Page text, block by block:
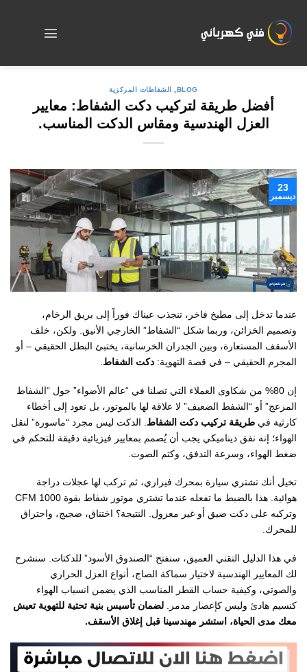
content
BLOG الشفاطات المركزية
أفضل طريقة لتركيب دكت الشفاط: معايير
العزل الهندسية ومقاس الدكت المناسب.
23
ديسمبر
عندما تدخل إلى مطبخ فاخر، تنجذب عيناك فوراً إلى بريق الرخام،
وتصميم الخزائن، وربما شكل “الشفاط” الخارجي الأنيق. ولكن، خلف
الأسقف المستعارة، وبين الجدران الخرسانية، يختبئ البطل الحقيقي – أو
المجرم الحقيقي – في قصة التهوية: دكت الشفاط
إن 80% من شكاوى العملاء التي تصلنا في “عالم الأضواء” حول “الشفاط
المزعج” أو “الشفط الضعيف” لا علاقة لها بالموتور، بل تعود إلى أخطاء
كارثية في طريقة تركيب دكت الشفاط . الدكت ليس مجرد “ماسورة” لنقل
الهواء؛ إنه نفق ديناميكي يجب أن يُصمم بمعايير فيزيائية دقيقة للتحكم في
ضغط الهواء، وسرعة التدفق، وكتم الصوت.
تخيل أنك تشتري سيارة بمحرك فيراري، ثم تركب لها عجلات دراجة
هوائية. هذا بالضبط ما تفعله عندما تشتري موتور شفاط بقوة 1000 CFM
وتركبه على دكت ضيق أو غير معزول. النتيجة؟ اختناق، ضجيج، واحتراق
للمحرك.
في هذا الدليل التقني العميق، سنفتح “الصندوق الأسود” للدكتات. سنشرح
لك المعايير الهندسية لاختيار سماكة الصاج، أنواع العزل الحراري
والصوتي، وكيفية حساب القطر المناسب الذي يضمن انسياب الهواء
كنسيم هادئ وليس كإعصار مدمر. لضمان تأسيس بنية تحتية للتهوية تعيش
معك مدى الحياة، استشر مهندسينا قبل إغلاق الأسقف.